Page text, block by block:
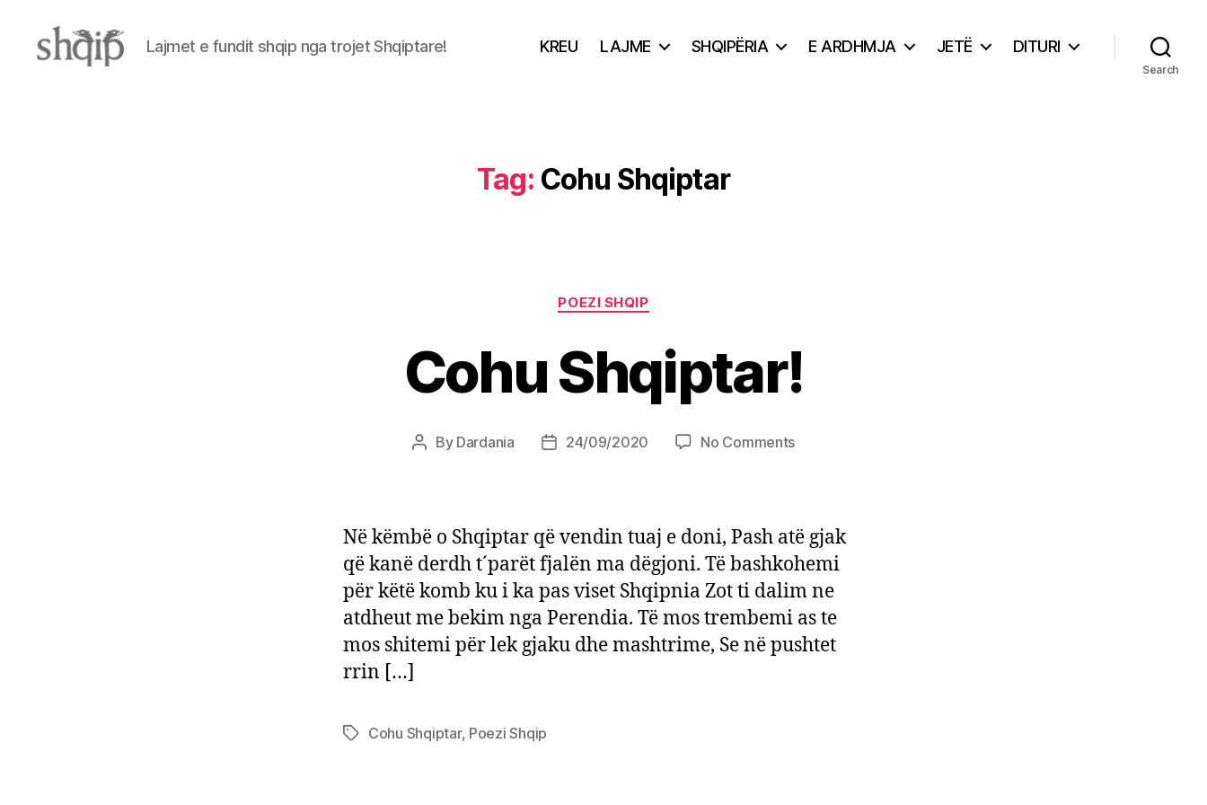
Lajmet e fundit shqip nga trojet Shqiptare! KREU LAJME SHQIPËRIA E ARDHMJA JETË DITURI
Search
Tag: Cohu Shqiptar
Categories
POEZI SHQIP
Cohu Shqiptar!
Post
By Dardania
Post24/09/2020 No Commentson
Në këmbë o Shqiptar që vendin tuaj e doni, Pash atë gjak
që kanë derdh t´parët fjalën ma dëgjoni. Të bashkohemi
për këtë komb ku i ka pas viset Shqipnia Zot ti dalim ne
atdheut me bekim nga Perendia. Të mos trembemi as te
mos shitemi për lek gjaku dhe mashtrime, Se në pushtet
rrin […]
TagsCohu Shqiptar, Poezi Shqip